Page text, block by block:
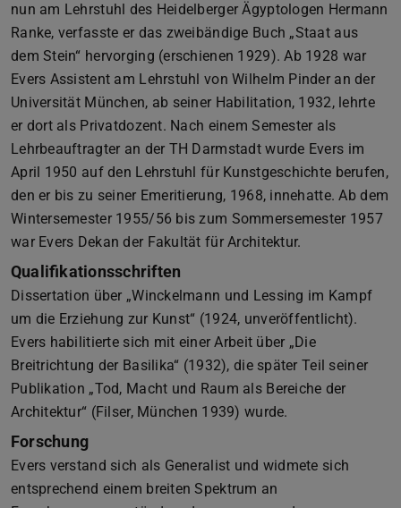
nun am Lehrstuhl des Heidelberger Ägyptologen Hermann
Ranke, verfasste er das zweibändige Buch „Staat aus
dem Stein“ hervorging (erschienen 1929). Ab 1928 war
Evers Assistent am Lehrstuhl von Wilhelm Pinder an der
Universität München, ab seiner Habilitation, 1932, lehrte
er dort als Privatdozent. Nach einem Semester als
Lehrbeauftragter an der TH Darmstadt wurde Evers im
April 1950 auf den Lehrstuhl für Kunstgeschichte berufen,
den er bis zu seiner Emeritierung, 1968, innehatte. Ab dem
Wintersemester 1955/56 bis zum Sommersemester 1957
war Evers Dekan der Fakultät für Architektur.
Qualifikationsschriften
Dissertation über „Winckelmann und Lessing im Kampf
um die Erziehung zur Kunst“ (1924, unveröffentlicht).
Evers habilitierte sich mit einer Arbeit über „Die
Breitrichtung der Basilika“ (1932), die später Teil seiner
Publikation „Tod, Macht und Raum als Bereiche der
Architektur“ (Filser, München 1939) wurde.
Forschung
Evers verstand sich als Generalist und widmete sich
entsprechend einem breiten Spektrum an